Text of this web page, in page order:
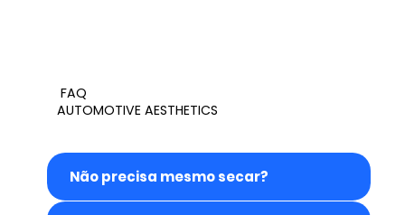
AUTOMOTIVE AESTHETICS
FAQ
Não precisa mesmo secar?